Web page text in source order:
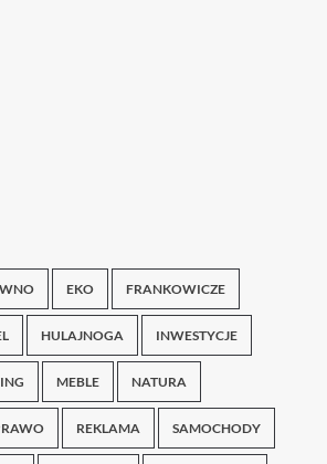
EKO FRANKOWICZE
HULAJNOGA INWESTYCJE
MEBLE NATURA
REKLAMA SAMOCHODY